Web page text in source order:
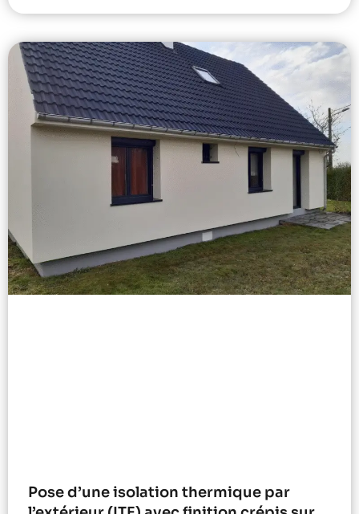
Pose d’une isolation thermique par